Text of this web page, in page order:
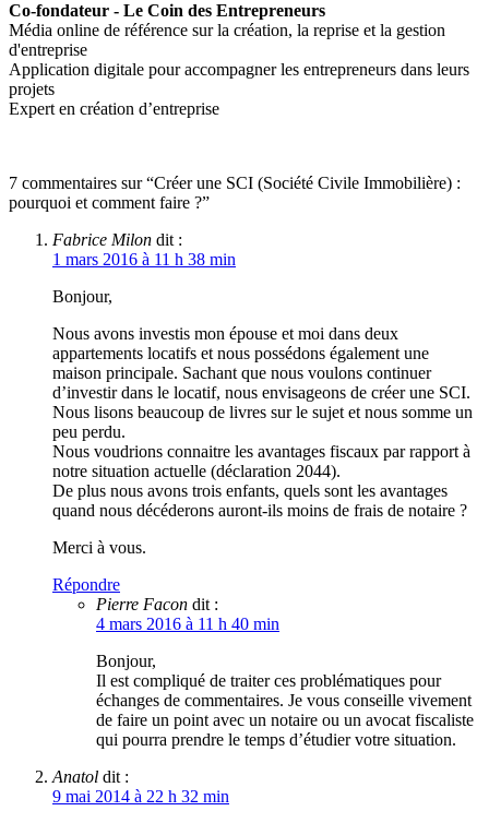
Co-fondateur - Le Coin des Entrepreneurs
Média online de référence sur la création, la reprise et la gestion
d'entreprise
Application digitale pour accompagner les entrepreneurs dans leurs
projets
Expert en création d’entreprise
7 commentaires sur “Créer une SCI (Société Civile Immobilière) :
pourquoi et comment faire ?”
Fabrice Milon dit :
1 mars 2016 à 11 h 38 min
Bonjour,
Nous avons investis mon épouse et moi dans deux
appartements locatifs et nous possédons également une
maison principale. Sachant que nous voulons continuer
d’investir dans le locatif, nous envisageons de créer une SCI.
Nous lisons beaucoup de livres sur le sujet et nous somme un
peu perdu.
Nous voudrions connaitre les avantages fiscaux par rapport à
notre situation actuelle (déclaration 2044).
De plus nous avons trois enfants, quels sont les avantages
quand nous décéderons auront-ils moins de frais de notaire ?
Merci à vous.
Répondre
Pierre Facon dit :
4 mars 2016 à 11 h 40 min
Bonjour,
Il est compliqué de traiter ces problématiques pour
échanges de commentaires. Je vous conseille vivement
de faire un point avec un notaire ou un avocat fiscaliste
qui pourra prendre le temps d’étudier votre situation.
Anatol dit :
9 mai 2014 à 22 h 32 min